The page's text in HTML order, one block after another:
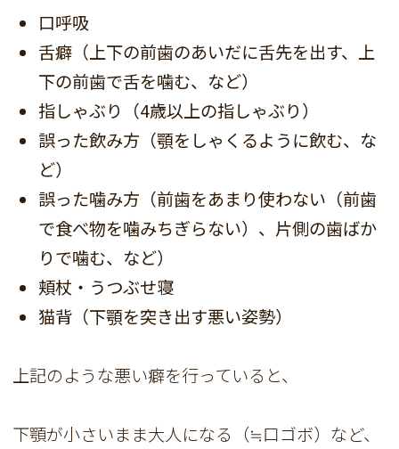
口呼吸
舌癖（上下の前歯のあいだに舌先を出す、上
下の前歯で舌を噛む、など）
指しゃぶり（4歳以上の指しゃぶり）
誤った飲み方（顎をしゃくるように飲む、な
ど）
誤った噛み方（前歯をあまり使わない（前歯
で食べ物を噛みちぎらない）、片側の歯ばか
りで噛む、など）
頬杖・うつぶせ寝
猫背（下顎を突き出す悪い姿勢）
上記のような悪い癖を行っていると、
下顎が小さいまま大人になる（≒口ゴボ）など、